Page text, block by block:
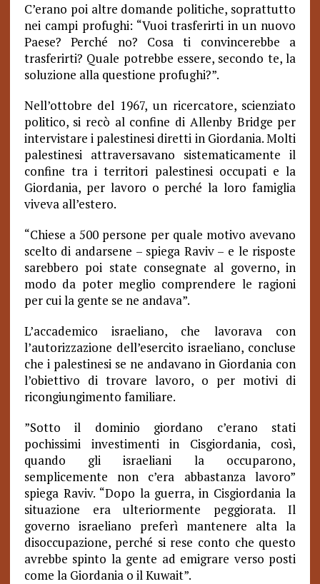
C’erano poi altre domande politiche, soprattutto
nei campi profughi: “Vuoi trasferirti in un nuovo
Paese? Perché no? Cosa ti convincerebbe a
trasferirti? Quale potrebbe essere, secondo te, la
soluzione alla questione profughi?”.
Nell’ottobre del 1967, un ricercatore, scienziato
politico, si recò al confine di Allenby Bridge per
intervistare i palestinesi diretti in Giordania. Molti
palestinesi attraversavano sistematicamente il
confine tra i territori palestinesi occupati e la
Giordania, per lavoro o perché la loro famiglia
viveva all’estero.
“Chiese a 500 persone per quale motivo avevano
scelto di andarsene – spiega Raviv – e le risposte
sarebbero poi state consegnate al governo, in
modo da poter meglio comprendere le ragioni
per cui la gente se ne andava”.
L’accademico israeliano, che lavorava con
l’autorizzazione dell’esercito israeliano, concluse
che i palestinesi se ne andavano in Giordania con
l’obiettivo di trovare lavoro, o per motivi di
ricongiungimento familiare.
”Sotto il dominio giordano c’erano stati
pochissimi investimenti in Cisgiordania, così,
quando gli israeliani la occuparono,
semplicemente non c’era abbastanza lavoro”
spiega Raviv. “Dopo la guerra, in Cisgiordania la
situazione era ulteriormente peggiorata. Il
governo israeliano preferì mantenere alta la
disoccupazione, perché si rese conto che questo
avrebbe spinto la gente ad emigrare verso posti
come la Giordania o il Kuwait”.